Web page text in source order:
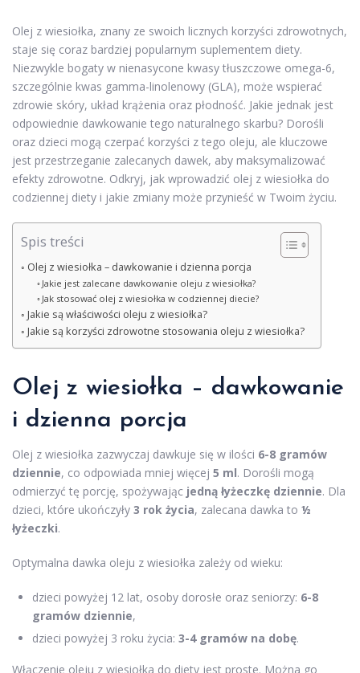
Olej z wiesiołka, znany ze swoich licznych korzyści zdrowotnych,
staje się coraz bardziej popularnym suplementem diety.
Niezwykle bogaty w nienasycone kwasy tłuszczowe omega-6,
szczególnie kwas gamma-linolenowy (GLA), może wspierać
zdrowie skóry, układ krążenia oraz płodność. Jakie jednak jest
odpowiednie dawkowanie tego naturalnego skarbu? Dorośli
oraz dzieci mogą czerpać korzyści z tego oleju, ale kluczowe
jest przestrzeganie zalecanych dawek, aby maksymalizować
efekty zdrowotne. Odkryj, jak wprowadzić olej z wiesiołka do
codziennej diety i jakie zmiany może przynieść w Twoim życiu.
Spis treści
Olej z wiesiołka – dawkowanie i dzienna porcja
Jakie jest zalecane dawkowanie oleju z wiesiołka?
Jak stosować olej z wiesiołka w codziennej diecie?
Jakie są właściwości oleju z wiesiołka?
Jakie są korzyści zdrowotne stosowania oleju z wiesiołka?
Olej z wiesiołka – dawkowanie
i dzienna porcja
Olej z wiesiołka zazwyczaj dawkuje się w ilości 6-8 gramów
dziennie, co odpowiada mniej więcej 5 ml. Dorośli mogą
odmierzyć tę porcję, spożywając jedną łyżeczkę dziennie. Dla
dzieci, które ukończyły 3 rok życia, zalecana dawka to ½
łyżeczki.
Optymalna dawka oleju z wiesiołka zależy od wieku:
dzieci powyżej 12 lat, osoby dorosłe oraz seniorzy: 6-8
gramów dziennie,
dzieci powyżej 3 roku życia: 3-4 gramów na dobę.
Włączenie oleju z wiesiołka do diety jest proste. Można go